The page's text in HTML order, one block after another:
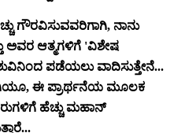
ಗೌರವಿಸುವವರಿಗಾಗಿ, ನಾನು
ಅವರ ಆತ್ಮಗಳಿಗೆ 'ವಿಶೇಷ
ಪಡೆಯಲು ವಾದಿಸುತ್ತೇನೆ...
ಈ ಪ್ರಾರ್ಥನೆಯ ಮೂಲಕ
ಹೆಚ್ಚು ಮಹಾನ್